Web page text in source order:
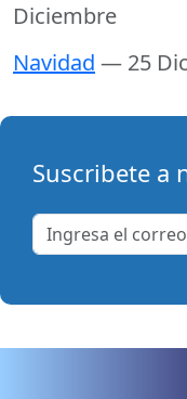
Diciembre
Navidad — 25
Suscribete a